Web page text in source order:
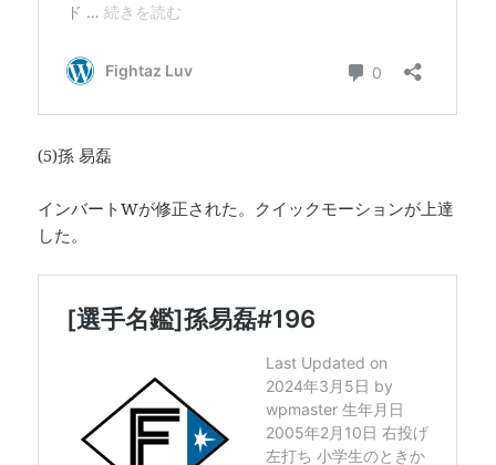
(5)孫 易磊
インバートWが修正された。クイックモーションが上達
した。